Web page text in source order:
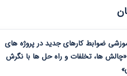
ضوابط کارهای جدید در پروژه های
ها، تخلفات و راه حل ها با نگرش